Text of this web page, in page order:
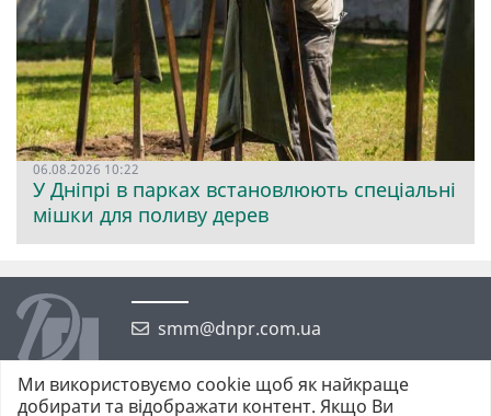
06.08.2026 10:22
У Дніпрі в парках встановлюють спеціальні
мішки для поливу дерев
smm@dnpr.com.ua
Ми використовуємо cookie щоб як найкраще
добирати та відображати контент. Якщо Ви